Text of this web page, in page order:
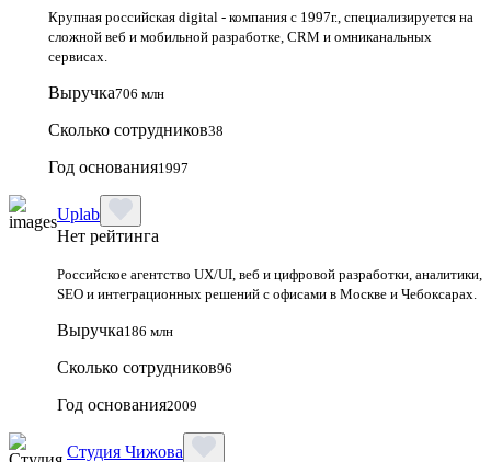
Крупная российская digital - компания с 1997г., специализируется на
сложной веб и мобильной разработке, CRM и омниканальных
сервисах.
Выручка706 млн
Сколько сотрудников38
Год основания1997
Uplab
Нет рейтинга
Российское агентство UX/UI, веб и цифровой разработки, аналитики,
SEO и интеграционных решений с офисами в Москве и Чебоксарах.
Выручка186 млн
Сколько сотрудников96
Год основания2009
Студия Чижова